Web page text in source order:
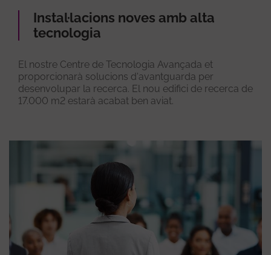
Instal·lacions noves amb alta
tecnologia
El nostre Centre de Tecnologia Avançada et
proporcionarà solucions d'avantguarda per
desenvolupar la recerca. El nou edifici de recerca de
17.000 m2 estarà acabat ben aviat.